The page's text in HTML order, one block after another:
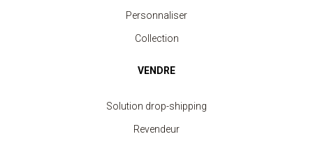
Personnaliser
Collection
VENDRE
Solution drop-shipping
Revendeur